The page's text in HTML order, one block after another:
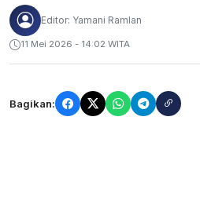
Editor: Yamani Ramlan
11 Mei 2026 - 14:02 WITA
Bagikan: